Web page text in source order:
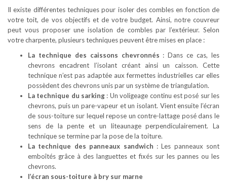
Il existe différentes techniques pour isoler des combles en fonction de
votre toit, de vos objectifs et de votre budget. Ainsi, notre couvreur
peut vous proposer une isolation de combles par l’extérieur. Selon
votre charpente, plusieurs techniques peuvent être mises en place :
La technique des caissons chevronnés : Dans ce cas, les
chevrons encadrent l’isolant créant ainsi un caisson. Cette
technique n’est pas adaptée aux fermettes industrielles car elles
possèdent des chevrons unis par un système de triangulation.
La technique du sarking : Un voligeage continu est posé sur les
chevrons, puis un pare-vapeur et un isolant. Vient ensuite l’écran
de sous-toiture sur lequel repose un contre-lattage posé dans le
sens de la pente et un liteaunage perpendiculairement. La
technique se termine par la pose de la toiture.
La technique des panneaux sandwich : Les panneaux sont
emboîtés grâce à des languettes et fixés sur les pannes ou les
chevrons.
l’écran sous-toiture à bry sur marne